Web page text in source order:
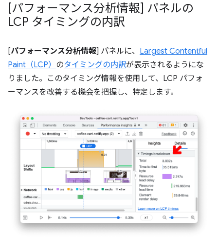
[パフォーマンス分析情報] パネルの
LCP タイミングの内訳
[パフォーマンス分析情報] パネルに、 Largest Contentful
Paint（LCP） のタイミングの内訳が表示されるようにな
りました。このタイミング情報を使用して、LCP パフォ
ーマンスを改善する機会を把握し、特定します。